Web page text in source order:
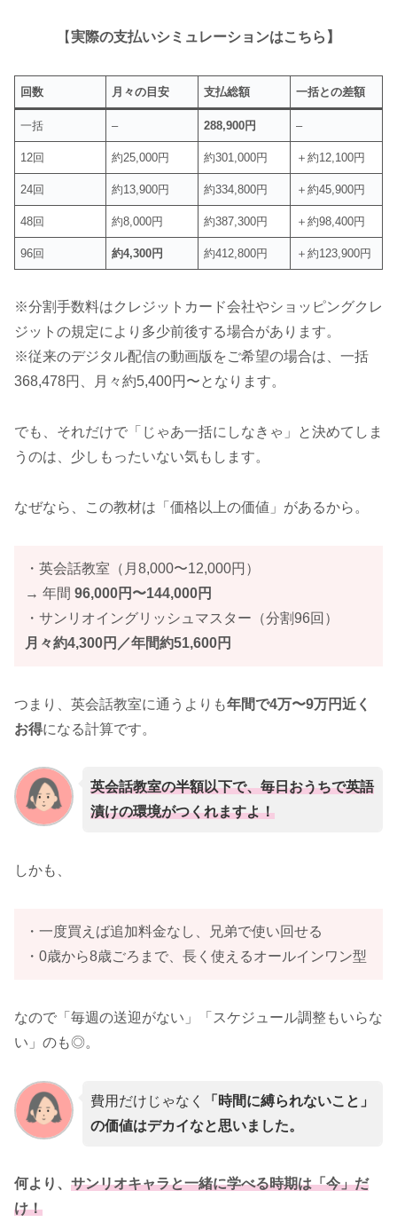
【実際の支払いシミュレーションはこちら】
回数 月々の目安 支払総額 一括との差額
一括 – 288,900円 –
12回 約25,000円 約301,000円 ＋約12,100円
24回 約13,900円 約334,800円 ＋約45,900円
48回 約8,000円 約387,300円 ＋約98,400円
96回 約4,300円 約412,800円 ＋約123,900円
※分割手数料はクレジットカード会社やショッピングクレ
ジットの規定により多少前後する場合があります。
※従来のデジタル配信の動画版をご希望の場合は、一括
368,478円、月々約5,400円〜となります。
でも、それだけで「じゃあ一括にしなきゃ」と決めてしま
うのは、少しもったいない気もします。
なぜなら、この教材は「価格以上の価値」があるから。
・英会話教室（月8,000〜12,000円）
→ 年間 96,000円〜144,000円
・サンリオイングリッシュマスター（分割96回）
月々約4,300円／年間約51,600円
つまり、英会話教室に通うよりも年間で4万〜9万円近く
お得になる計算です。
英会話教室の半額以下で、毎日おうちで英語
漬けの環境がつくれますよ！
しかも、
・一度買えば追加料金なし、兄弟で使い回せる
・0歳から8歳ごろまで、長く使えるオールインワン型
なので「毎週の送迎がない」「スケジュール調整もいらな
い」のも◎。
費用だけじゃなく
「時間に縛られないこと」
の価値はデカイなと思いました。
何より、 サンリオキャラと一緒に学べる時期は「今」だ
け！